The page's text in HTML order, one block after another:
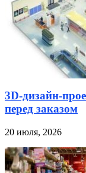
3D-дизайн-
перед заказом
20 июля, 2026